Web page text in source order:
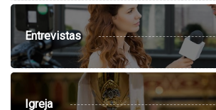
Entrevistas
Igreja